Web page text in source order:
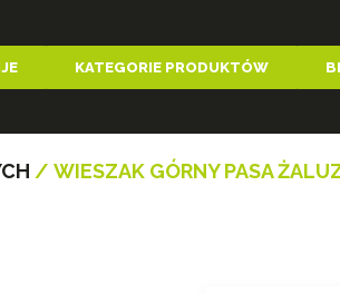
KATEGORIE PRODUKTÓW
/ WIESZAK GÓRNY PASA